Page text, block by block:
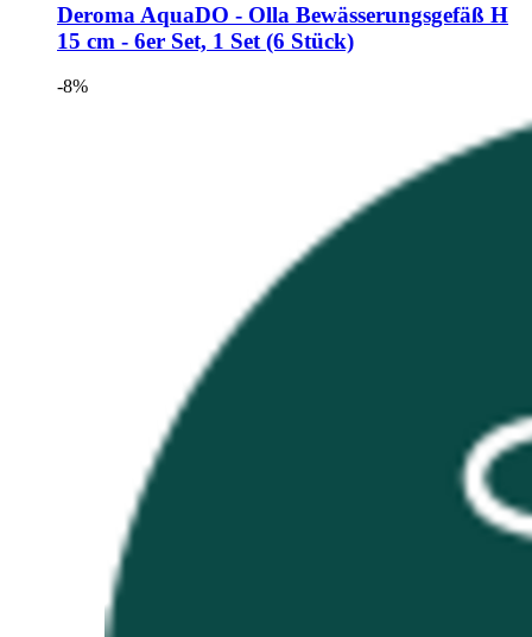
Deroma AquaDO -​ Olla Bewässerungsgefäß H
15 cm -​ 6er Set, 1 Set (6 Stück)
-8%